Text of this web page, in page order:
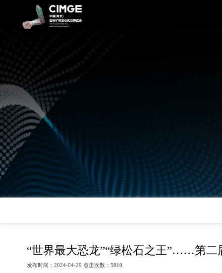
“世界最大恐龙”“绿松石之王”……第
发布时间：2024-04-29 点击次数：5810